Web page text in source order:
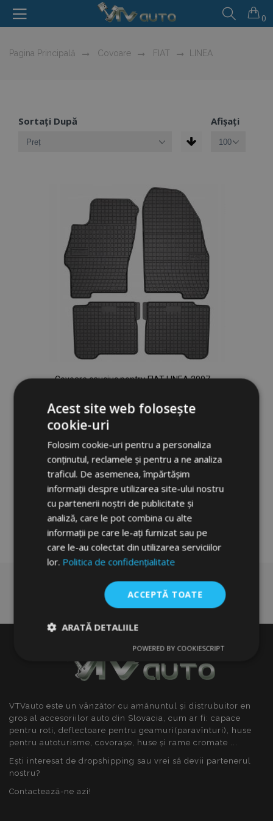
0
Pagina Principală Covoare FIAT LINEA
Sortați După Afișați
Covoare cauciuc pentru FIAT LINEA 2007-
183,00 lei
Adauga In Cos
Lista
de
Dorințe
VTVauto este un vânzător cu amănuntul și distrubuitor en
gros al accesoriilor auto din Slovacia, cum ar fi: capace
pentru roti, deflectoare pentru geamuri(paravînturi), huse
pentru autoturisme, covorașe, huse și rame cromate ...
Ești interesat de dropshipping sau vrei să devii partenerul
nostru?
Contactează-ne azi!
Acest site web folosește
cookie-uri
Folosim cookie-uri pentru a personaliza
conținutul, reclamele și pentru a ne analiza
traficul. De asemenea, împărtășim
informații despre utilizarea site-ului nostru
cu partenerii noștri de publicitate și
analiză, care le pot combina cu alte
informații pe care le-ați furnizat sau pe
care le-au colectat din utilizarea serviciilor
lor. Politica de confidențialitate
ACCEPTĂ TOATE
ARATĂ DETALIILE
necesare
De
performanță
De
targetare
De funcţionalitate
Strict necesare
POWERED BY COOKIESCRIPT